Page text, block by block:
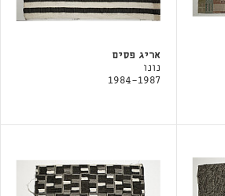
אריג פסים
נונו
1984-1987